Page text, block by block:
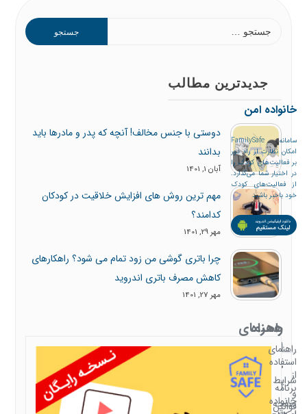
برای:
جدیدترین مطالب
دوستی با جنس مخالف! آنچه که پدر و مادرها باید
بدانند
آبان 1, 1401
مهم ترین روش های افزایش خلاقیت در کودکان
کدامند؟
مهر 29, 1401
چرا باتری گوشی من زود تمام می شود؟ راهکارهای
کاهش مصرف باتری اندروید
مهر 27, 1401
خانواده امن
سامانه FamilySafe
امکان نظارت از راه دور
بر فعالیت‌های کودک را
در اختیار شما می‌گذارد.
از فعالیت‌های کودک
خود باخبر باشید
همراه
با
خانواده
امن
صفحه
راهنمای
استفادهراهنمای
استفاده
از
برنامه
خانواده
شرایط
و
قوانین